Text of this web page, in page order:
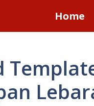
Home